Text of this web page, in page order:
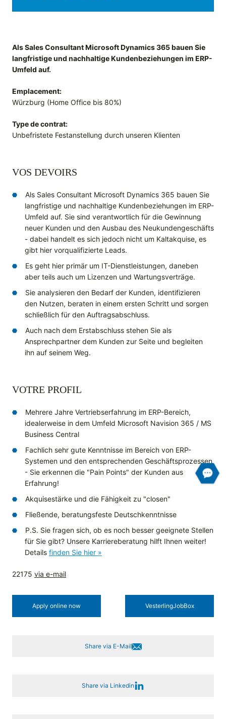
Als Sales Consultant Microsoft Dynamics 365 bauen Sie
langfristige und nachhaltige Kundenbeziehungen im ERP-
Umfeld auf.
Emplacement:
Würzburg (Home Office bis 80%)
Type de contrat:
Unbefristete Festanstellung durch unseren Klienten
VOS DEVOIRS
Als Sales Consultant Microsoft Dynamics 365 bauen Sie
langfristige und nachhaltige Kundenbeziehungen im ERP-
Umfeld auf. Sie sind verantwortlich für die Gewinnung
neuer Kunden und den Ausbau des Neukundengeschäfts
- dabei handelt es sich jedoch nicht um Kaltakquise, es
gibt hier vorqualifizierte Leads.
Es geht hier primär um IT-Dienstleistungen, daneben
aber teils auch um Lizenzen und Wartungsverträge.
Sie analysieren den Bedarf der Kunden, identifizieren
den Nutzen, beraten in einem ersten Schritt und sorgen
schließlich für den Auftragsabschluss.
Auch nach dem Erstabschluss stehen Sie als
Ansprechpartner dem Kunden zur Seite und begleiten
ihn auf seinem Weg.
VOTRE PROFIL
Mehrere Jahre Vertriebserfahrung im ERP-Bereich,
idealerweise in dem Umfeld Microsoft Navision 365 / MS
Business Central
Fachlich sehr gute Kenntnisse im Bereich von ERP-
Systemen und den entsprechenden Geschäftsprozessen
- Sie erkennen die "Pain Points" der Kunden aus
Erfahrung!
Akquisestärke und die Fähigkeit zu "closen"
Fließende, beratungsfeste Deutschkenntnisse
P.S. Sie fragen sich, ob es noch besser geeignete Stellen
für Sie gibt? Unsere Karriereberatung hilft Ihnen weiter!
Details finden Sie hier »
22175 via e-mail
Apply online now Vesterling­JobBox
Share via E-Mail
Share via Linkedin